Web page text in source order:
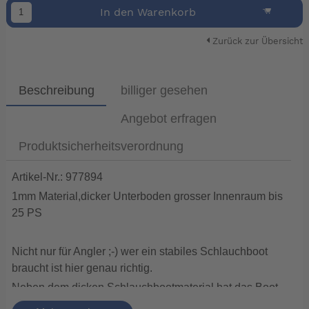
In den Warenkorb
Zurück zur Übersicht
Beschreibung billiger gesehen
Angebot erfragen
Produktsicherheitsverordnung
Artikel-Nr.: 977894
1mm Material,dicker Unterboden grosser Innenraum bis
25 PS
Nicht nur für Angler ;-) wer ein stabiles Schlauchboot
braucht ist hier genau richtig.
Neben dem dicken Schlauchbootmaterial hat das Boot
auch unten am Kiel eine sehr breite Verstärkung, so